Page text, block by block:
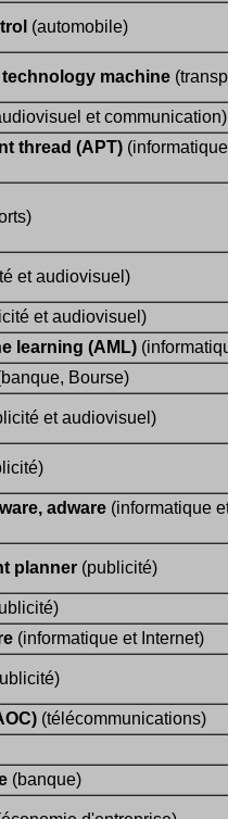
(automobile)
machine
et communication)
thread (APT)
et audiovisuel)
et audiovisuel)
learning (AML)
Bourse)
et audiovisuel)
adware (informatique
planner (publicité)
(informatique et Internet)
(télécommunications)
(banque)